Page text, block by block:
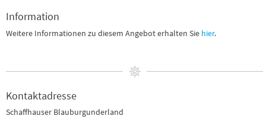
Information
Weitere Informationen zu diesem Angebot erhalten Sie hier.
Kontaktadresse
Schaffhauser Blauburgunderland